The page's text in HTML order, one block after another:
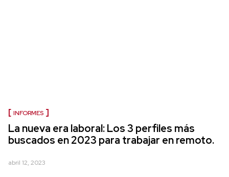
INFORMES
La nueva era laboral: Los 3 perfiles más
buscados en 2023 para trabajar en remoto.
abril 12, 2023